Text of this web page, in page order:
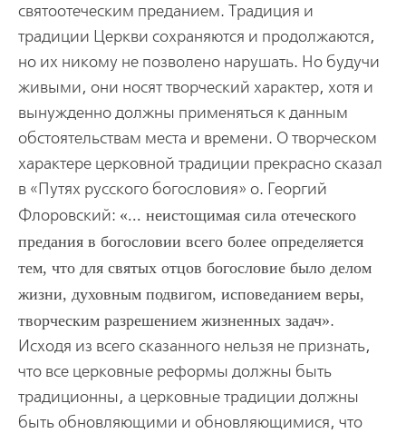
святоотеческим преданием. Традиция и
традиции Церкви сохраняются и продолжаются,
но их никому не позволено нарушать. Но будучи
живыми, они носят творческий характер, хотя и
вынужденно должны применяться к данным
обстоятельствам места и времени. О творческом
характере церковной традиции прекрасно сказал
в «Путях русского богословия» о. Георгий
Флоровский:
... неистощимая сила отеческого
предания в богословии всего более определяется
тем, что для святых отцов богословие было делом
жизни, духовным подвигом, исповеданием веры,
творческим разрешением жизненных задач .
Исходя из всего сказанного нельзя не признать,
что все церковные реформы должны быть
традиционны, а церковные традиции должны
быть обновляющими и обновляющимися, что